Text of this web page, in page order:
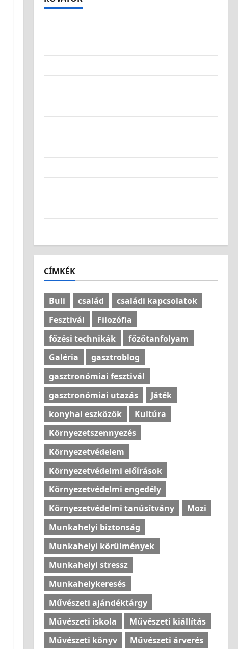
CÍMKÉK
Buli család
családi kapcsolatok
Fesztivál
Filozófia
főzési technikák
főzőtanfolyam
Galéria
gasztroblog
gasztronómiai fesztivál
gasztronómiai utazás
Játék
konyhai eszközök
Kultúra
Környezetszennyezés
Környezetvédelem
Környezetvédelmi előírások
Környezetvédelmi engedély
Környezetvédelmi tanúsítvány
Mozi
Munkahelyi biztonság
Munkahelyi körülmények
Munkahelyi stressz
Munkahelykeresés
Művészeti ajándéktárgy
Művészeti iskola
Művészeti kiállítás
Művészeti könyv
Művészeti árverés